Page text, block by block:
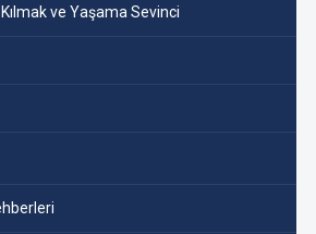
Kılmak ve Yaşama Sevinci